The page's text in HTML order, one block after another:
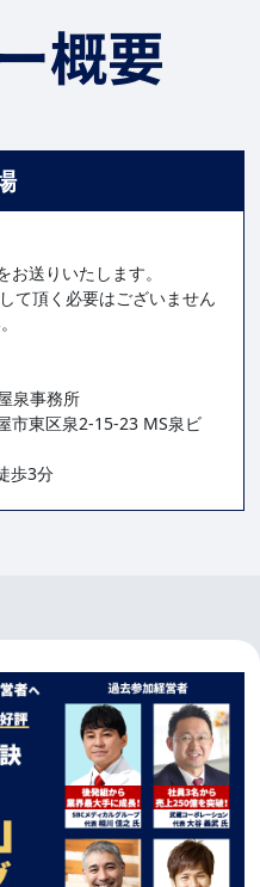
送りいたします。
て頂く必要はございません
泉事務所
市東区泉2-15-23 MS泉ビ
歩3分